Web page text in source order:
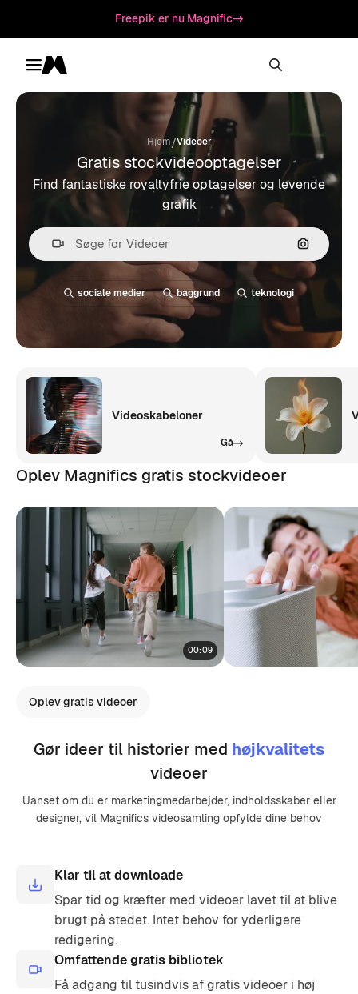
Freepik er nu Magnific
Toggle menu
Magnific
Hjem/Videoer
Gratis stockvideooptagelser
Find fantastiske royaltyfrie optagelser og levende
grafik
Søg efter
sociale medier baggrund teknologi
Videoskabeloner
Gå
Oplev Magnifics gratis stockvideoer
00:09
Oplev gratis videoer
Gør ideer til historier med højkvalitets
videoer
Uanset om du er marketingmedarbejder, indholdsskaber eller
designer, vil Magnifics videosamling opfylde dine behov
Klar til at downloade
Spar tid og kræfter med videoer lavet til at blive
brugt på stedet. Intet behov for yderligere
redigering.
Omfattende gratis bibliotek
Få adgang til tusindvis af gratis videoer i høj